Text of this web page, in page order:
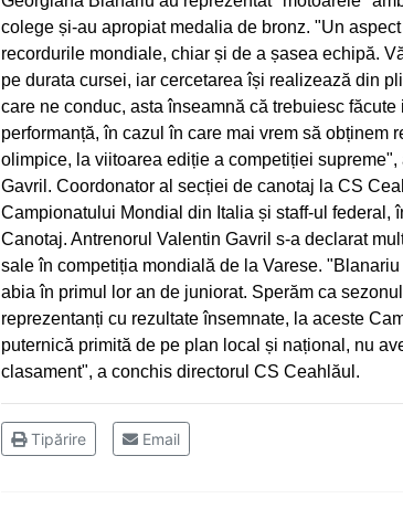
colege și-au apropiat medalia de bronz. "Un
recordurile mondiale, chiar și de a șasea echipă.
pe durata cursei, iar cercetarea își realizează din
care ne conduc, asta înseamnă că trebuiesc
performanță, în cazul în care mai vrem să obținem
olimpice, la viitoarea ediție a competiției
Gavril. Coordonator al secției de canotaj la CS
Campionatului Mondial din Italia și staff-ul federal,
Canotaj. Antrenorul Valentin Gavril s-a declarat
sale în competiția mondială de la Varese.
abia în primul lor an de juniorat. Sperăm ca
reprezentanți cu rezultate însemnate, la aceste
puternică primită de pe plan local și național, nu
clasament", a conchis directorul CS Ceahlăul.
Tipărire Email